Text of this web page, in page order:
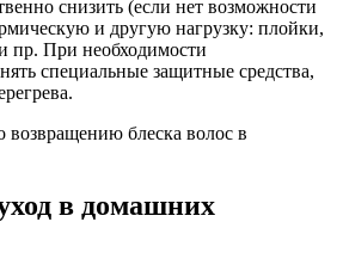
снизить (если нет возможности
и другую нагрузку: плойки,
При необходимости
специальные защитные средства,
возвращению блеска волос в
в домашних